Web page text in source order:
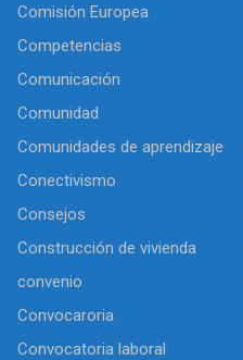
Comisión Europea
Competencias
Comunicación
Comunidad
Comunidades de aprendizaje
Conectivismo
Consejos
Construcción de vivienda
convenio
Convocaroria
Convocatoria laboral